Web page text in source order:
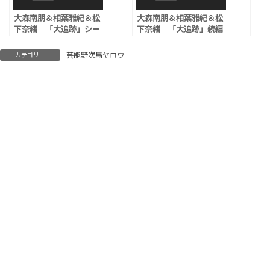
大森南朋＆相葉雅紀＆松
下奈緒 「大追跡」シー
作をしのぐ凶悪犯罪に挑
む
大森南朋＆相葉雅紀＆松
下奈緒 「大追跡」続編
カテゴリー 芸能野次馬ヤロウ